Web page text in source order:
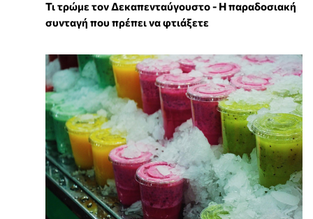
Τι τρώμε τον Δεκαπενταύγουστο - Η παραδοσιακή
συνταγή που πρέπει να φτιάξετε